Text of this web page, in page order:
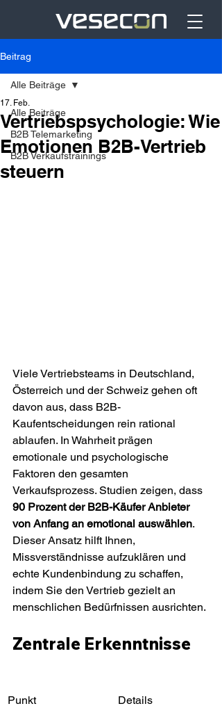
Beitrag
Alle Beiträge
B2B Telemarketing
B2B Verkaufstrainings
Alle Beiträge
Vertriebspsychologie: Wie
Emotionen B2B-Vertrieb
steuern
17. Feb.
Viele Vertriebsteams in Deutschland,
Österreich und der Schweiz gehen oft
davon aus, dass B2B-
Kaufentscheidungen rein rational
ablaufen. In Wahrheit prägen
emotionale und psychologische
Faktoren den gesamten
Verkaufsprozess. Studien zeigen, dass
90 Prozent der B2B-Käufer Anbieter
von Anfang an emotional auswählen.
Dieser Ansatz hilft Ihnen,
Missverständnisse aufzuklären und
echte Kundenbindung zu schaffen,
indem Sie den Vertrieb gezielt an
menschlichen Bedürfnissen ausrichten.
Zentrale Erkenntnisse
Punkt Details